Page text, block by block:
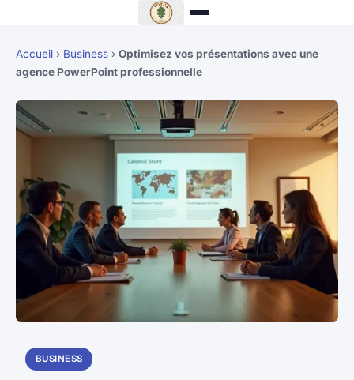
Accueil › Business › Optimisez vos présentations avec une
agence PowerPoint professionnelle
BUSINESS